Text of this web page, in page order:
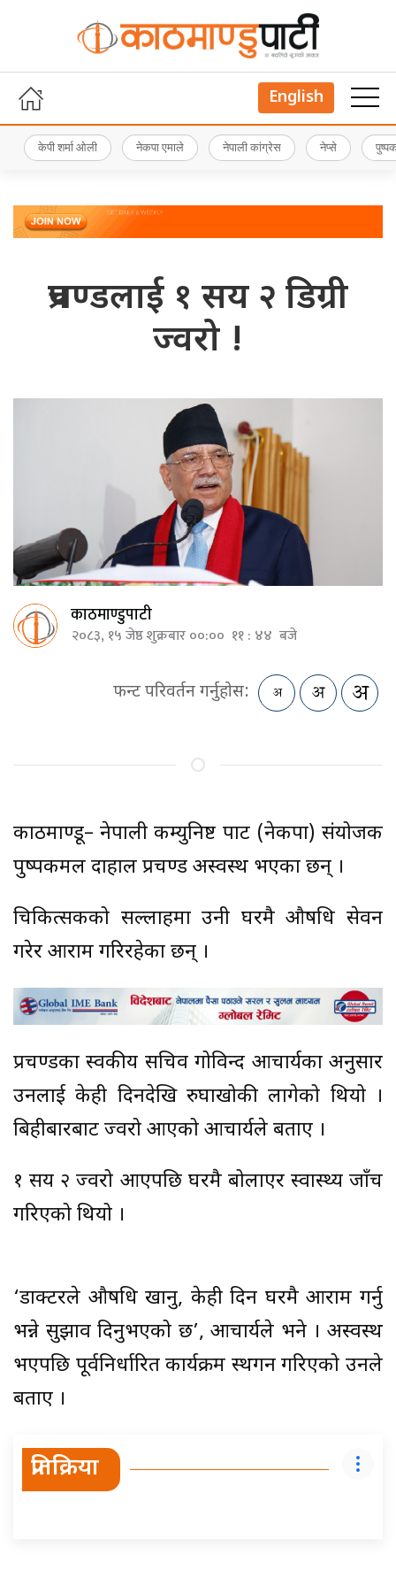
English
केपी शर्मा ओली नेकपा एमाले नेपाली कांग्रेस नेप्से
प्रचण्डलाई १ सय २ डिग्री
ज्वरो !
काठमाण्डुपाटी
२०८३, १५ जेष्ठ शुक्रबार ००:०० ११ : ४४ बजे
फन्ट परिवर्तन गर्नुहोस:
काठमाण्डू– नेपाली कम्युनिष्ट पार्टी (नेकपा) संयोजक
पुष्पकमल दाहाल प्रचण्ड अस्वस्थ भएका छन् ।
चिकित्सकको सल्लाहमा उनी घरमै औषधि सेवन
गरेर आराम गरिरहेका छन् ।
प्रचण्डका स्वकीय सचिव गोविन्द आचार्यका अनुसार
उनलाई केही दिनदेखि रुघाखोकी लागेको थियो ।
बिहीबारबाट ज्वरो आएको आचार्यले बताए ।
१ सय २ ज्वरो आएपछि घरमै बोलाएर स्वास्थ्य जाँच
गरिएको थियो ।
‘डाक्टरले औषधि खानु, केही दिन घरमै आराम गर्नु
भन्ने सुझाव दिनुभएको छ’, आचार्यले भने । अस्वस्थ
भएपछि पूर्वनिर्धारित कार्यक्रम स्थगन गरिएको उनले
बताए ।
प्रतिक्रिया